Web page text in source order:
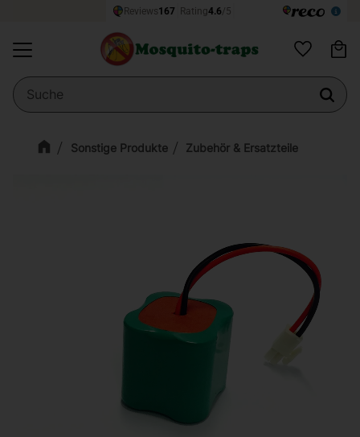
Favoriten
Sonstige Produkte Zubehör & Ersatzteile